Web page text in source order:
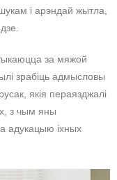
і арэндай жытла,
за мяжой
зрабіць адмысловы
якія пераязджалі
з чым яны
адукацыю іхных